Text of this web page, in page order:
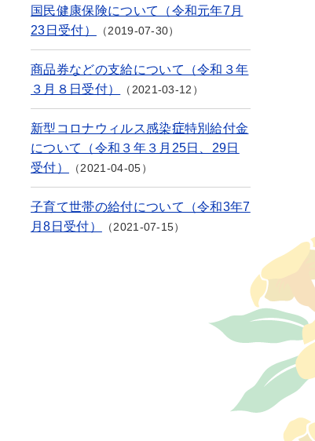
国民健康保険について（令和元年7月
23日受付）
2019-07-30
商品券などの支給について（令和３年
３月８日受付）
2021-03-12
新型コロナウィルス感染症特別給付金
について（令和３年３月25日、29日
受付）
2021-04-05
子育て世帯の給付について（令和3年7
月8日受付）
2021-07-15